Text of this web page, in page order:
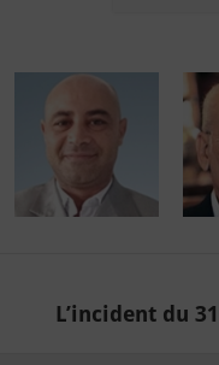
L’incident du